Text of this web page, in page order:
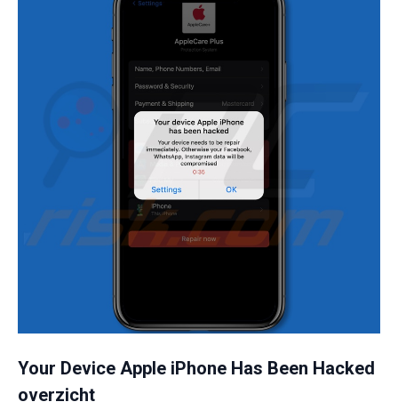
Your Device Apple iPhone Has Been Hacked
overzicht